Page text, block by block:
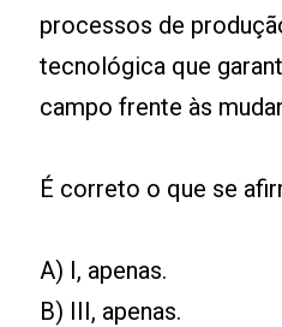
processos de
tecnológica que
campo frente às
É correto o que se
A) I, apenas.
B) III, apenas.